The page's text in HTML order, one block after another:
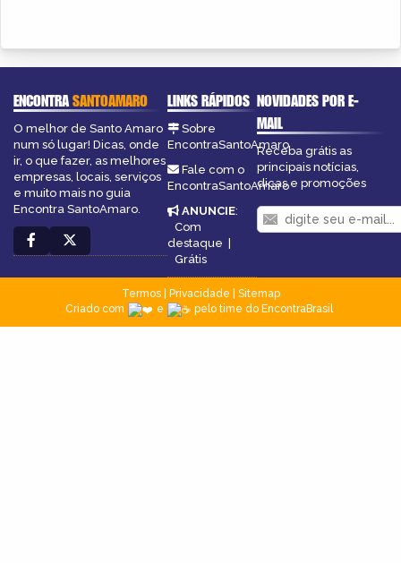
ENCONTRASANTOAMARO
O melhor de Santo Amaro
num só lugar! Dicas, onde
ir, o que fazer, as melhores
empresas, locais, serviços
e muito mais no guia
Encontra SantoAmaro.
LINKS RÁPIDOS
Sobre
EncontraSantoAmaro
Fale com o
EncontraSantoAmaro
ANUNCIE:
Com
destaque |
Grátis
NOVIDADES POR E-
MAIL
Receba grátis as
principais notícias,
dicas e promoções
Termos| Privacidade
Sitemap
Criado com
e pelo time do EncontraBrasil